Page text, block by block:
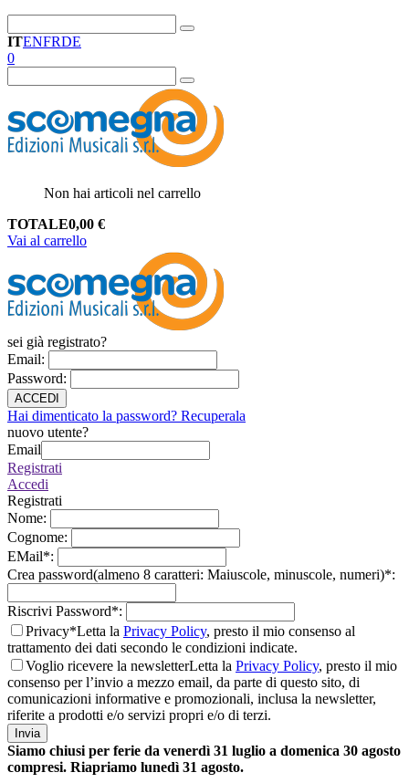
ITENFRDE
0
Non hai articoli nel carrello
TOTALE0,00 €
Vai al carrello
sei già registrato?
Email:
Password:
ACCEDI
Hai dimenticato la password? Recuperala
nuovo utente?
Email
Registrati
Accedi
Registrati
Nome:
Cognome:
EMail*:
Crea password(almeno 8 caratteri: Maiuscole, minuscole, numeri)*:
Riscrivi Password*:
Privacy*Letta la Privacy Policy, presto il mio consenso al
trattamento dei dati secondo le condizioni indicate.
Voglio ricevere la newsletterLetta la Privacy Policy, presto il mio
consenso per l’invio a mezzo email, da parte di questo sito, di
comunicazioni informative e promozionali, inclusa la newsletter,
riferite a prodotti e/o servizi propri e/o di terzi.
Invia
Siamo chiusi per ferie da venerdì 31 luglio a domenica 30 agosto
compresi. Riapriamo lunedì 31 agosto.